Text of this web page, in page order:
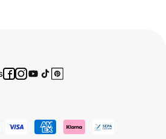
Facebook
Instagram
YouTube
TikTokPinterest